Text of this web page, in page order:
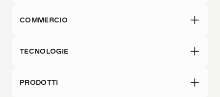
COMMERCIO
TECNOLOGIE
PRODOTTI